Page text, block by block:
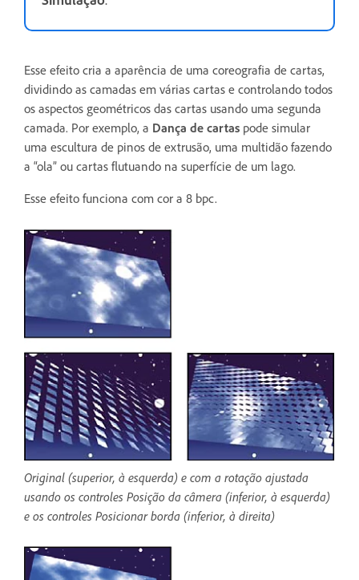
Esse efeito cria a aparência de uma coreografia de cartas,
dividindo as camadas em várias cartas e controlando todos
os aspectos geométricos das cartas usando uma segunda
camada. Por exemplo, a Dança de cartas pode simular
uma escultura de pinos de extrusão, uma multidão fazendo
a “ola” ou cartas flutuando na superfície de um lago.
Esse efeito funciona com cor a 8 bpc.
Original (superior, à esquerda) e com a rotação ajustada
usando os controles Posição da câmera (inferior, à esquerda)
e os controles Posicionar borda (inferior, à direita)